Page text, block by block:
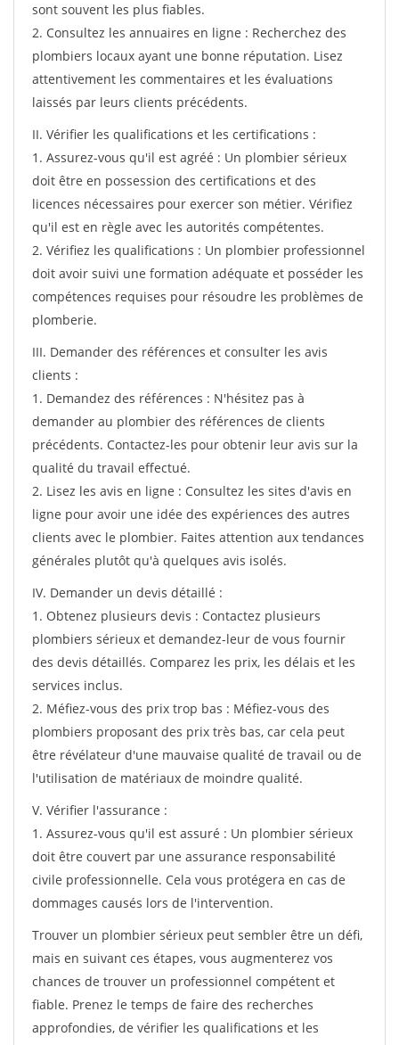
sont souvent les plus fiables.
2. Consultez les annuaires en ligne : Recherchez des
plombiers locaux ayant une bonne réputation. Lisez
attentivement les commentaires et les évaluations
laissés par leurs clients précédents.
II. Vérifier les qualifications et les certifications :
1. Assurez-vous qu'il est agréé : Un plombier sérieux
doit être en possession des certifications et des
licences nécessaires pour exercer son métier. Vérifiez
qu'il est en règle avec les autorités compétentes.
2. Vérifiez les qualifications : Un plombier professionnel
doit avoir suivi une formation adéquate et posséder les
compétences requises pour résoudre les problèmes de
plomberie.
III. Demander des références et consulter les avis
clients :
1. Demandez des références : N'hésitez pas à
demander au plombier des références de clients
précédents. Contactez-les pour obtenir leur avis sur la
qualité du travail effectué.
2. Lisez les avis en ligne : Consultez les sites d'avis en
ligne pour avoir une idée des expériences des autres
clients avec le plombier. Faites attention aux tendances
générales plutôt qu'à quelques avis isolés.
IV. Demander un devis détaillé :
1. Obtenez plusieurs devis : Contactez plusieurs
plombiers sérieux et demandez-leur de vous fournir
des devis détaillés. Comparez les prix, les délais et les
services inclus.
2. Méfiez-vous des prix trop bas : Méfiez-vous des
plombiers proposant des prix très bas, car cela peut
être révélateur d'une mauvaise qualité de travail ou de
l'utilisation de matériaux de moindre qualité.
V. Vérifier l'assurance :
1. Assurez-vous qu'il est assuré : Un plombier sérieux
doit être couvert par une assurance responsabilité
civile professionnelle. Cela vous protégera en cas de
dommages causés lors de l'intervention.
Trouver un plombier sérieux peut sembler être un défi,
mais en suivant ces étapes, vous augmenterez vos
chances de trouver un professionnel compétent et
fiable. Prenez le temps de faire des recherches
approfondies, de vérifier les qualifications et les